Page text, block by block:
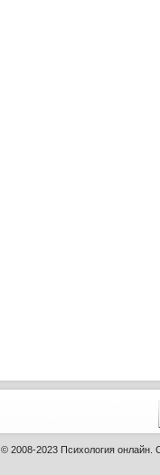
© 2008-2023 Психология онлайн